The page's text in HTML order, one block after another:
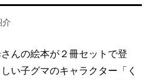
介
んの絵本が２冊セットで登
い子グマのキャラクター「く